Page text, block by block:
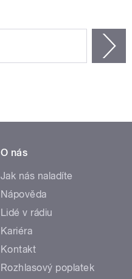
O nás
Jak nás naladíte
Nápověda
Lidé v rádiu
Kariéra
Kontakt
Rozhlasový poplatek